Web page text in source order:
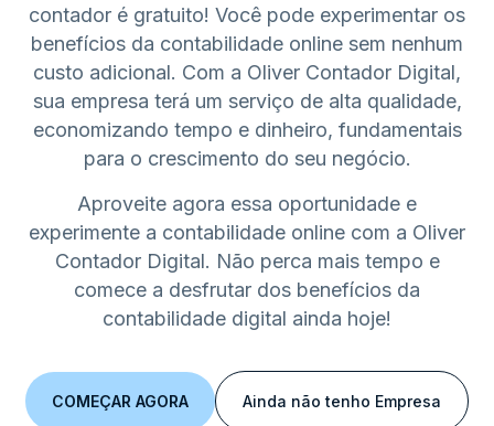
contador é gratuito! Você pode experimentar os
benefícios da contabilidade online sem nenhum
custo adicional. Com a Oliver Contador Digital,
sua empresa terá um serviço de alta qualidade,
economizando tempo e dinheiro, fundamentais
para o crescimento do seu negócio.
Aproveite agora essa oportunidade e
experimente a contabilidade online com a Oliver
Contador Digital. Não perca mais tempo e
comece a desfrutar dos benefícios da
contabilidade digital ainda hoje!
COMEÇAR AGORA Ainda não tenho Empresa